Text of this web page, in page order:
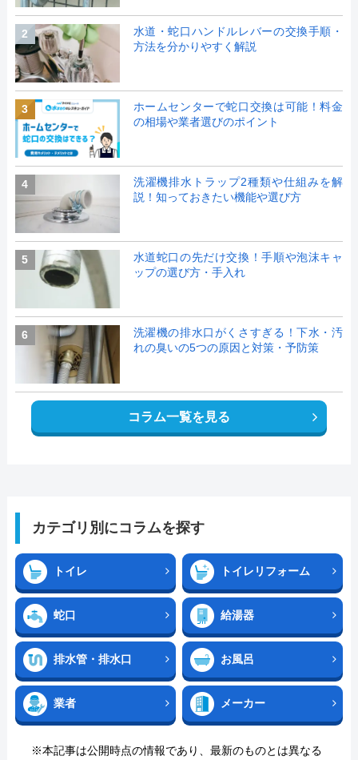
2
水道・蛇口ハンドルレバーの交換手順・
方法を分かりやすく解説
3
ホームセンターで蛇口交換は可能！料金
の相場や業者選びのポイント
4
洗濯機排水トラップ2種類や仕組みを解
説！知っておきたい機能や選び方
5
水道蛇口の先だけ交換！手順や泡沫キャ
ップの選び方・手入れ
6
洗濯機の排水口がくさすぎる！下水・汚
れの臭いの5つの原因と対策・予防策
コラム一覧を見る
カテゴリ別にコラムを探す
トイレ トイレリフォーム
蛇口 給湯器
排水管・排水口 お風呂
業者 メーカー
※本記事は公開時点の情報であり、最新のものとは異なる